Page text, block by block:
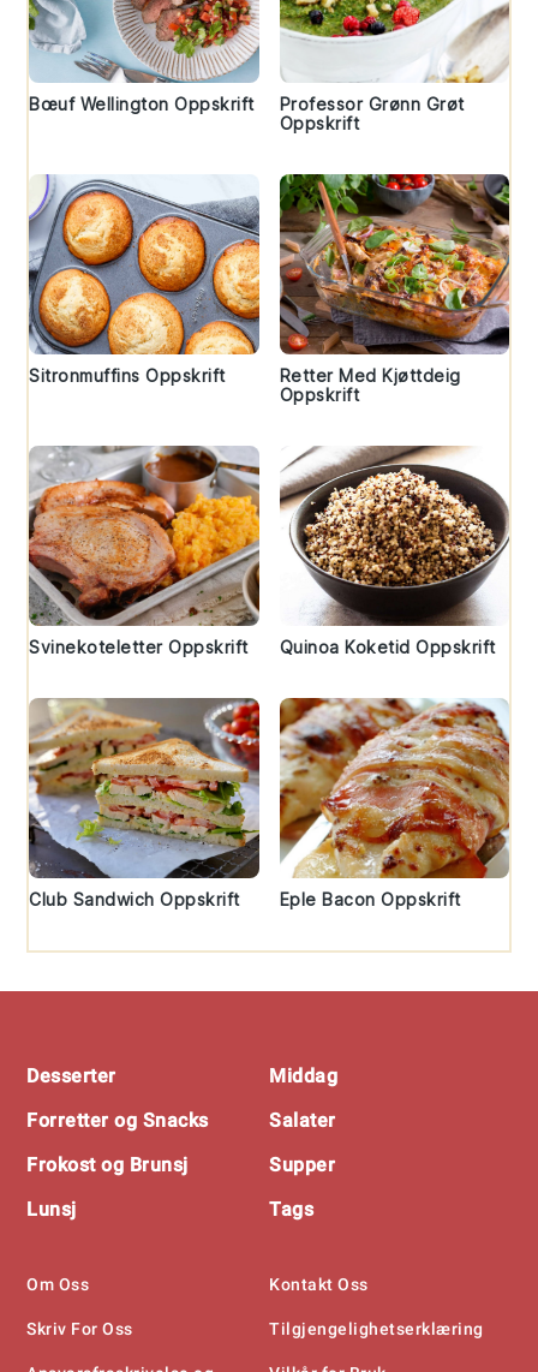
Bœuf Wellington Oppskrift
Professor Grønn Grøt
Oppskrift
Sitronmuffins Oppskrift
Retter Med Kjøttdeig
Oppskrift
Svinekoteletter Oppskrift Quinoa Koketid Oppskrift
Club Sandwich Oppskrift Eple Bacon Oppskrift
Desserter
Forretter og Snacks
Frokost og Brunsj
Lunsj
Middag
Salater
Supper
Tags
Om Oss
Skriv For Oss
Kontakt Oss
Tilgjengelighetserklæring